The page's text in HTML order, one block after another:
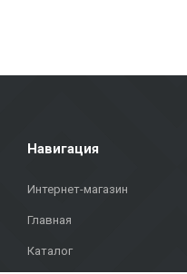
Навигация
Интернет-магазин
Главная
Каталог